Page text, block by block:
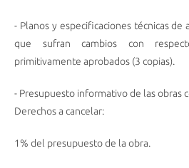
- Planos y especificaciones técnicas
que sufran cambios con
primitivamente aprobados (3 copias).
- Presupuesto informativo de las obras
Derechos a cancelar:
1% del presupuesto de la obra.